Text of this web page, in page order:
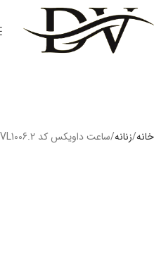
خانه زنانه ساعت داویکس کد DVL1006.2